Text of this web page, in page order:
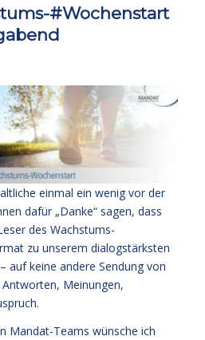
#Wochenstart
einmal ein wenig vor der
dafür „Danke“ sagen, dass
des Wachstums-
zu unserem dialogstärksten
auf keine andere Sendung von
Meinungen,
Mandat-Teams wünsche ich